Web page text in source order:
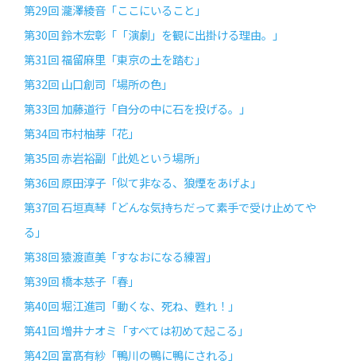
第29回 瀧澤綾音「ここにいること」
第30回 鈴木宏彰「「演劇」を観に出掛ける理由。」
第31回 福留麻里「東京の土を踏む」
第32回 山口創司「場所の色」
第33回 加藤道行「自分の中に石を投げる。」
第34回 市村柚芽「花」
第35回 赤岩裕副「此処という場所」
第36回 原田淳子「似て非なる、狼煙をあげよ」
第37回 石垣真琴「どんな気持ちだって素手で受け止めてや
る」
第38回 猿渡直美「すなおになる練習」
第39回 橋本慈子「春」
第40回 堀江進司「動くな、死ね、甦れ！」
第41回 増井ナオミ「すべては初めて起こる」
第42回 富髙有紗「鴨川の鴨に鴨にされる」